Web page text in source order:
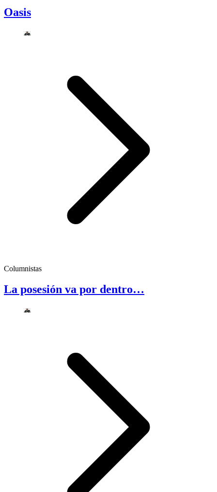
Oasis
Columnistas
La posesión va por dentro…